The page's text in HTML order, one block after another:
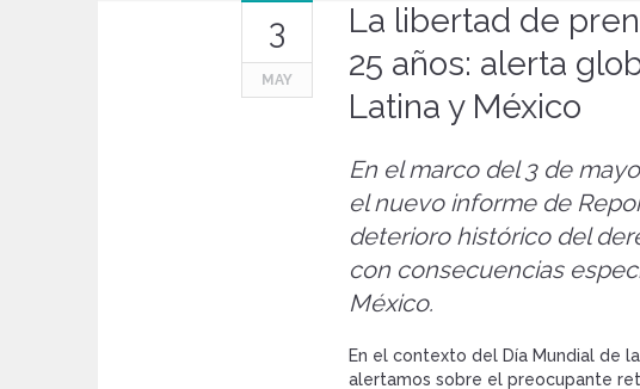
3
MAY
La libertad de
25 años: alerta
Latina y México
En el marco del 3 de
el nuevo informe de
deterioro histórico del
con consecuencias
México.
En el contexto del Día Mundial de
alertamos sobre el preocupante